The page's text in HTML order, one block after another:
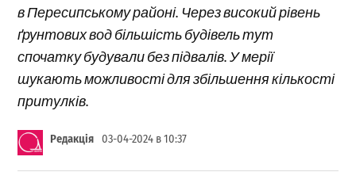
в Пересипському районі. Через високий рівень
ґрунтових вод більшість будівель тут
спочатку будували без підвалів. У мерії
шукають можливості для збільшення кількості
притулків.
Редакція 03-04-2024 в 10:37